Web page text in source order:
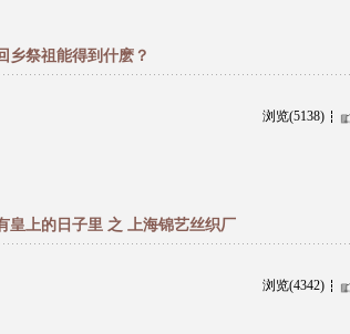
乡祭祖能得到什麽？
浏览(5138)
皇上的日子里 之 上海锦艺丝织厂
浏览(4342)